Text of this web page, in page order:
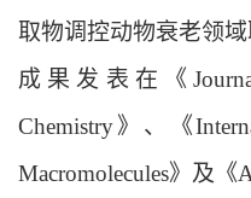
取物调控动物衰老领
成果发表在《
Chemistry》、《
Macromolecules》及《